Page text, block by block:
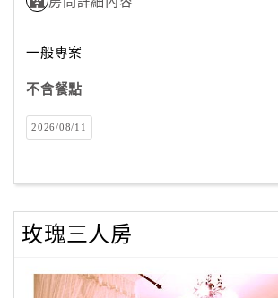
員
戶
客
服
聯
單
一般專案
不含餐點
2026/08/11
玫瑰三人房